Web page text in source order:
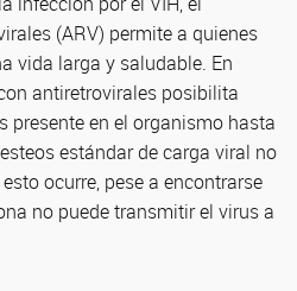
(ARV) permite a quienes
vida larga y saludable. En
antiretrovirales posibilita
presente en el organismo hasta
estándar de carga viral no
ocurre, pese a encontrarse
no puede transmitir el virus a